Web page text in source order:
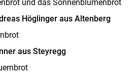
und das Sonnenblumenbrot
Höglinger aus Altenberg
aus Steyregg